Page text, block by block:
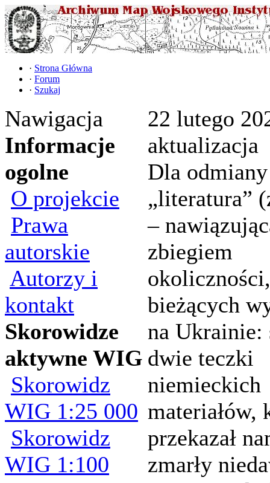
· Strona Główna
· Forum
· Szukaj
Nawigacja
Informacje
ogolne
O projekcie
Prawa
autorskie
Autorzy i
kontakt
Skorowidze
aktywne WIG
Skorowidz
WIG 1:25 000
Skorowidz
WIG 1:100
22 lutego
aktualizacja
Dla
„literatura”
–
zbiegiem
bieżących
na Ukrainie:
dwie teczki
niemieckich
materiałów,
przekazał
zmarły